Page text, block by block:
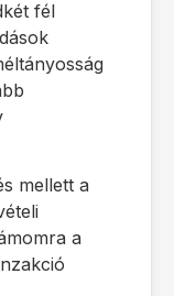
fél
mellett a
a